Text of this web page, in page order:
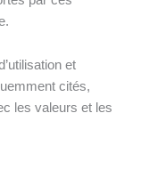
et
cités,
les valeurs et les